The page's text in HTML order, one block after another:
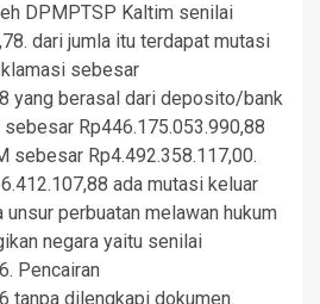
DPMPTSP Kaltim senilai
dari jumla itu terdapat mutasi
sebesar
yang berasal dari deposito/bank
Rp446.175.053.990,88
sebesar Rp4.492.358.117,00.
ada mutasi keluar
perbuatan melawan hukum
negara yaitu senilai
Pencairan
tanpa dilengkapi dokumen.